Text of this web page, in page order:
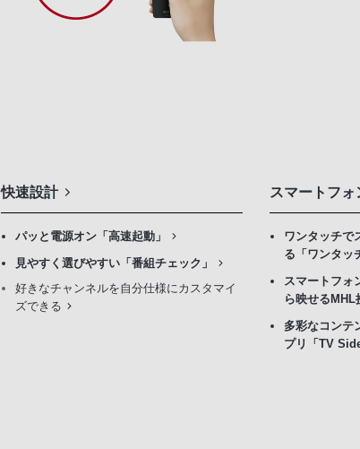
快速設計
パッと電源オン「高速起動」
見やすく選びやすい「番組チェック」
好きなチャンネルを自分仕様にカスタマイ
ズできる
スマートフォ
ワンタッチで
る「ワンタッ
スマートフォ
ら映せるMHL
多彩なコンテ
プリ「TV